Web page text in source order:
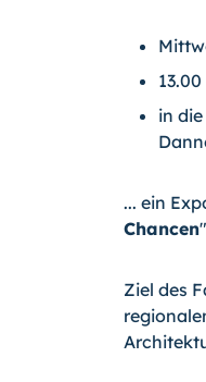
in
... ein
Chancen
Ziel des